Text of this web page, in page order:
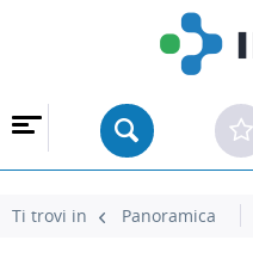
Ti trovi in Panoramica